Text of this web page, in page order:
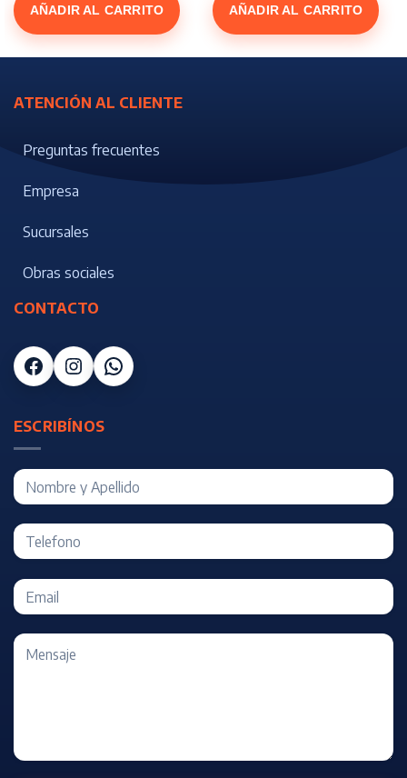
$49654.$39723.
AÑADIR AL CARRITO AÑADIR AL CARRITO
ATENCIÓN AL CLIENTE
Preguntas frecuentes
Empresa
Sucursales
Obras sociales
CONTACTO
Facebook
Instagram
WhatsApp
ESCRIBÍNOS